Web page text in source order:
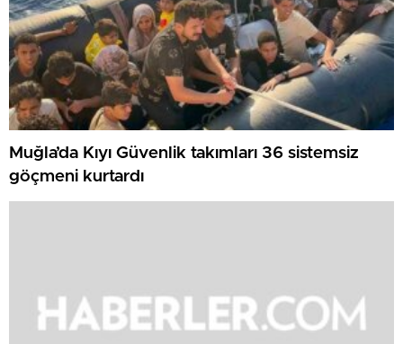
Muğla’da Kıyı Güvenlik takımları 36 sistemsiz
göçmeni kurtardı